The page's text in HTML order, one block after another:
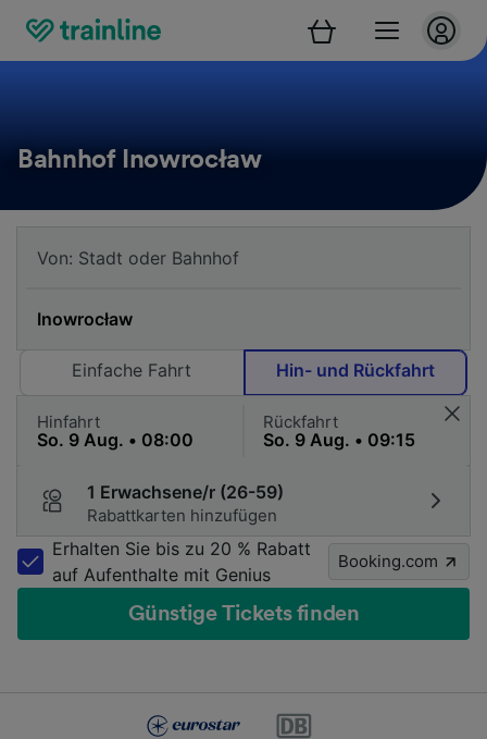
Bahnhof Inowrocław
Einfache Fahrt Hin- und Rückfahrt
Hinfahrt Rückfahrt
1 Erwachsene/r (26-59)
Rabattkarten hinzufügen
Erhalten Sie bis zu 20 % Rabatt
auf Aufenthalte mit Genius
Booking.com
Günstige Tickets finden